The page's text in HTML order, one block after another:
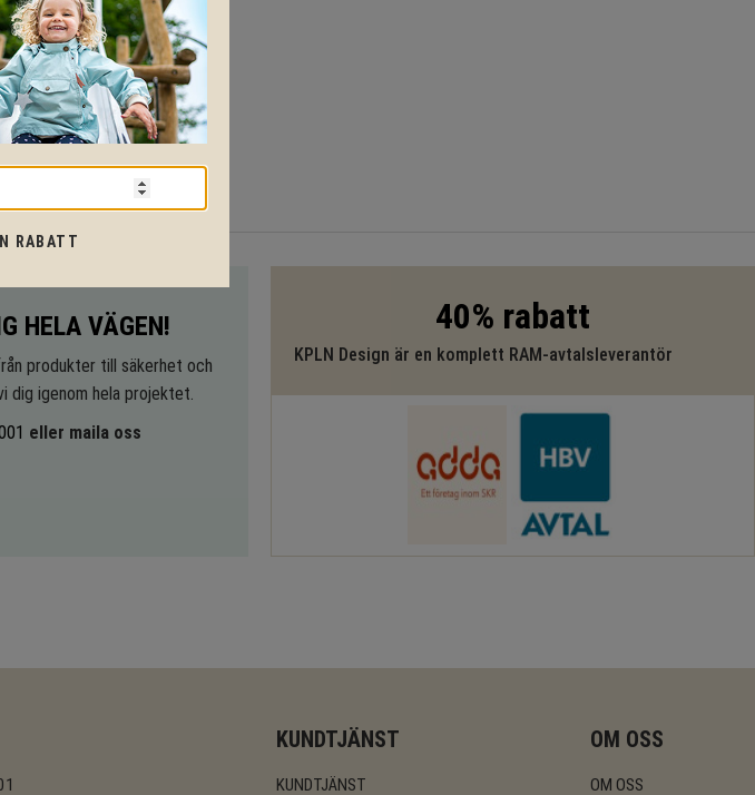
HELA VÄGEN!
produkter till säkerhet och
dig igenom hela projektet.
eller maila oss
40% rabatt
KPLN Design är en komplett RAM-avtalsleverantör
KUNDTJÄNST
KUNDTJÄNST
OM OSS
OM OSS
RABATT